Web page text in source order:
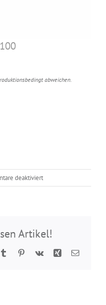
abweichen.
deaktiviertfür
Krawattenhalter
Artikel!
TumblrPinterest
Vk Xing E-